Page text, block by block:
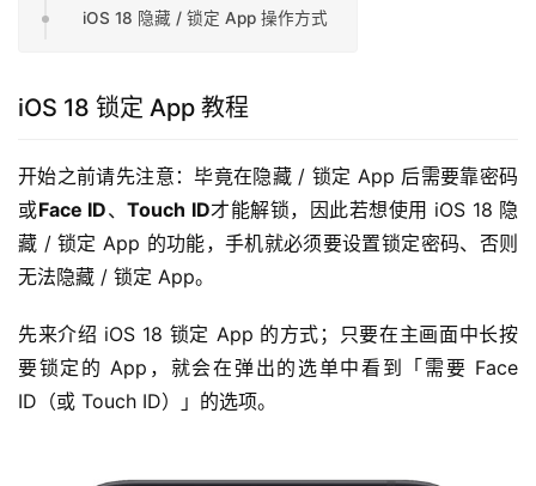
iOS 18 隐藏 / 锁定 App 操作方式
iOS 18 锁定 App 教程
开始之前请先注意：毕竟在隐藏 / 锁定 App 后需要靠密码
或Face ID、 Touch ID才能解锁，因此若想使用 iOS 18 隐
藏 / 锁定 App 的功能，手机就必须要设置锁定密码、否则
无法隐藏 / 锁定 App。
先来介绍 iOS 18 锁定 App 的方式；只要在主画面中长按
要锁定的 App，就会在弹出的选单中看到「需要 Face
ID（或 Touch ID）」的选项。